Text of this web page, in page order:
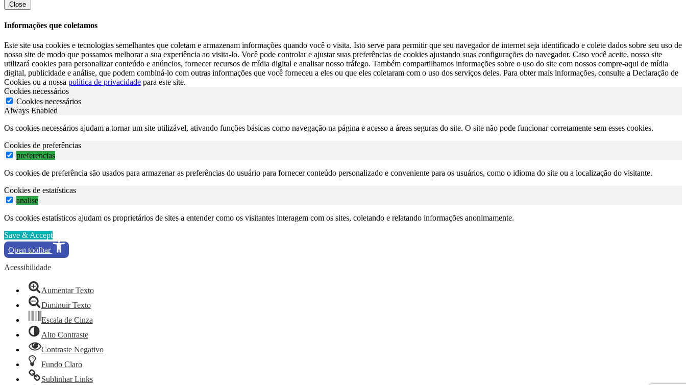
Close
Informações que coletamos
Este site usa cookies e tecnologias semelhantes que coletam e armazenam informações quando você o visita. Isto serve para permitir que seu navegador de internet seja identificado e colete dados sobre seu uso de
nosso site de modo que possamos melhorar a sua experiência ao visita-lo. Você pode controlar e ajustar suas preferências de cookies ajustando suas configurações do navegador. Caso você aceite, nosso site
utilizará cookies para personalizar conteúdo e anúncios, fornecer recursos de mídia digital e analisar nosso tráfego. Também compartilhamos informações sobre o uso do site com nossos compre-aqui de mídia
digital, publicidade e análise, que podem combiná-lo com outras informações que você forneceu a eles ou que eles coletaram com o uso dos serviços deles. Para obter mais informações, consulte a Declaração de
Cookies ou a nossa política de privacidade para este site.
Cookies necessários
Cookies necessários
Always Enabled
Os cookies necessários ajudam a tornar um site utilizável, ativando funções básicas como navegação na página e acesso a áreas seguras do site. O site não pode funcionar corretamente sem esses cookies.
Cookies de preferências
preferencias
Os cookies de preferência são usados para armazenar as preferências do usuário para fornecer conteúdo personalizado e conveniente para os usuários, como o idioma do site ou a localização do visitante.
Cookies de estatísticas
analise
Os cookies estatísticos ajudam os proprietários de sites a entender como os visitantes interagem com os sites, coletando e relatando informações anonimamente.
Save & Accept
Open toolbar
Acessibilidade
Aumentar Texto
Diminuir Texto
Escala de Cinza
Alto Contraste
Contraste Negativo
Fundo Claro
Sublinhar Links